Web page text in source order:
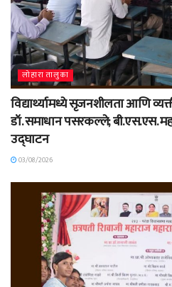
लोहारा तालुका
विद्यार्थ्यामध्ये सृजनशीलता आणि
डॉ. समाधान पसरकल्ले; बी.एस.एस.
उद्घाटन
03/08/2026